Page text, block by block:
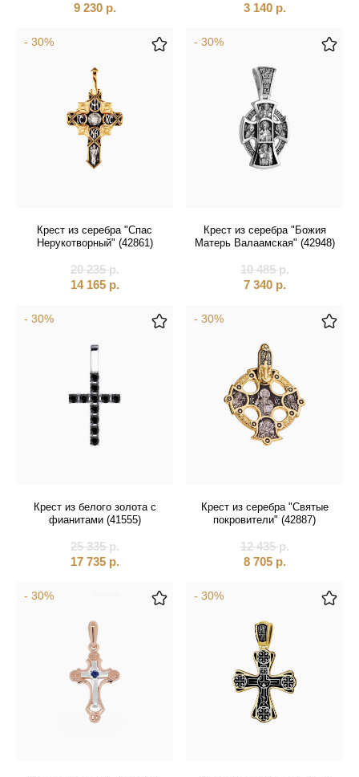
9 230 р.
3 140 р.
- 30%
Крест из серебра "Спас
Нерукотворный" (42861)
20 235р.
14 165 р.
- 30%
Крест из серебра "Божия
Матерь Валаамская" (42948)
10 485р.
7 340 р.
- 30%
Крест из белого золота с
фианитами (41555)
25 335р.
17 735 р.
- 30%
Крест из серебра "Святые
покровители" (42887)
12 435р.
8 705 р.
- 30% - 30%